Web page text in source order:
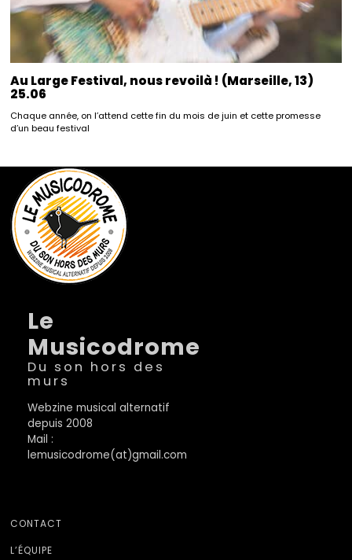
Au Large Festival, nous revoilà ! (Marseille, 13)
25.06
Chaque année, on l’attend cette fin du mois de juin et cette promesse
d’un beau festival
Le
Musicodrome
Du son hors des
murs
Webzine musical alternatif
depuis 2008
Mail :
lemusicodrome(at)gmail.com
CONTACT
L’ÉQUIPE